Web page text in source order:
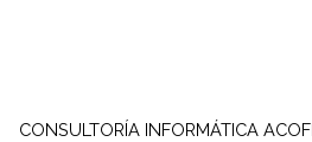
CONSULTORÍA INFORMÁTICA